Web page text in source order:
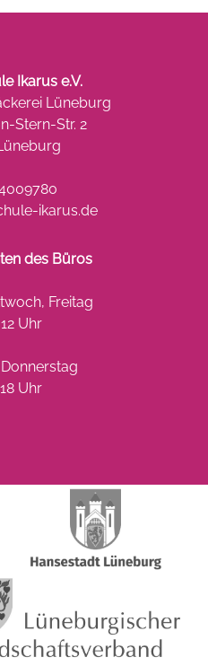
Ikarus e.V.
Lüneburg
Stern-Str. 2
ikarus.de
des Büros
Freitag
Uhr
Uhr